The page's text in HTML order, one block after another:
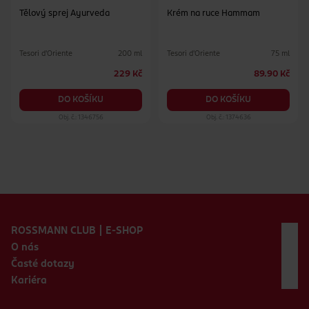
Tělový sprej Ayurveda
Tesori d'Oriente 200 ml
229 Kč
DO KOŠÍKU
Obj. č.: 1346756
Krém na ruce Hammam
Tesori d'Oriente 75 ml
89.90 Kč
DO KOŠÍKU
Obj. č.: 1374636
ROSSMANN CLUB | E-SHOP
O nás
Časté dotazy
Kariéra